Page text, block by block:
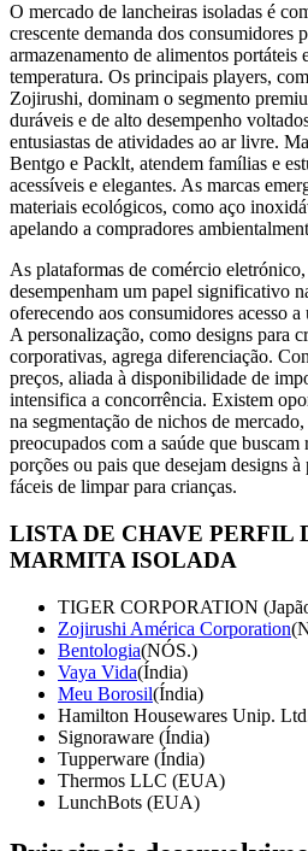
O mercado de lancheiras isoladas é
crescente demanda dos consumidores
armazenamento de alimentos portáteis
temperatura. Os principais players,
Zojirushi, dominam o segmento
duráveis ​​e de alto desempenho
entusiastas de atividades ao ar livre.
Bentgo e Packlt, atendem famílias e
acessíveis e elegantes. As marcas
materiais ecológicos, como aço
apelando a compradores
As plataformas de comércio
desempenham um papel significativo
oferecendo aos consumidores acesso a
A personalização, como designs para
corporativas, agrega diferenciação.
preços, aliada à disponibilidade de
intensifica a concorrência. Existem
na segmentação de nichos de
preocupados com a saúde que buscam
porções ou pais que desejam designs
fáceis de limpar para crianças.
LISTA DE CHAVE PERFIL
MARMITA ISOLADA
TIGER CORPORATION
Zojirushi América Corporation
Bentologia(NÓS.)
Vaya Vida(Índia)
Meu Borosil(Índia)
Hamilton Housewares Unip.
Signoraware (Índia)
Tupperware (Índia)
Thermos LLC (EUA)
LunchBots (EUA)